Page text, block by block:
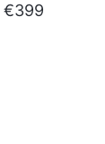
€399